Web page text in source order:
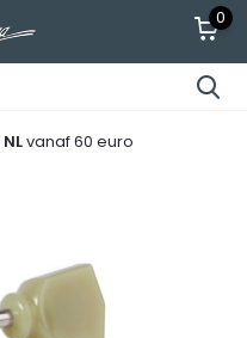
0
vanaf 60 euro